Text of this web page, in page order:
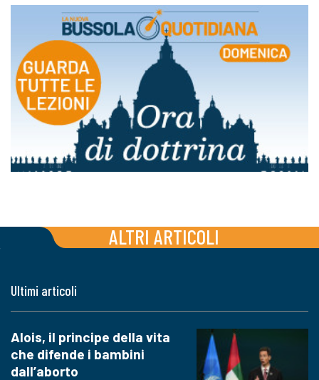
ALTRI ARTICOLI
Ultimi articoli
Alois, il principe della vita
che difende i bambini
dall’aborto